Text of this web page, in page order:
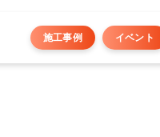
施工事例 イベント